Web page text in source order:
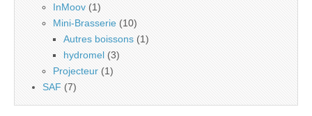
InMoov (1)
Mini-Brasserie (10)
Autres boissons (1)
hydromel (3)
Projecteur (1)
SAF (7)